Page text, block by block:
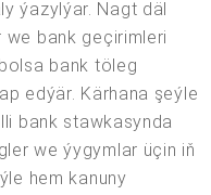
ýazylýar. Nagt däl
bank geçirimleri
bank töleg
edýär. Kärhana şeýle
bank stawkasynda
we ýygymlar üçin iň
hem kanuny